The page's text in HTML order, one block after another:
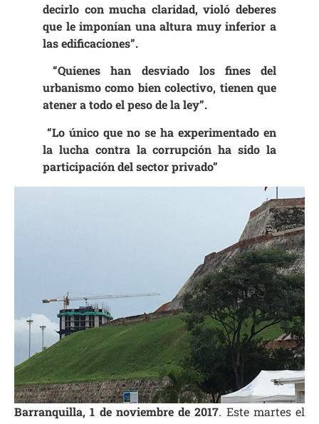
decirlo con mucha claridad, violó deberes
que le imponían una altura muy inferior a
las edificaciones”.
“Quienes han desviado los fines del
urbanismo como bien colectivo, tienen que
atener a todo el peso de la ley”.
“Lo único que no se ha experimentado en
la lucha contra la corrupción ha sido la
participación del sector privado”
Barranquilla, 1 de noviembre de 2017. Este martes el